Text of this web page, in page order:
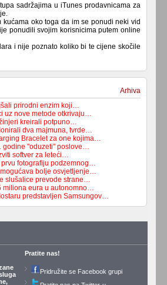
sadržajima u iTunes prodavnicama za
oko toga da im se ponudi neki vid
ponudili svojim korisnicima putem online
i nije poznato koliko bi te cijene skočile
Arhiva
prirodni enzim koji…
uz nove metode otkrivaju…
kreirali potpuno…
dva majmuna, tvrde…
Bracelet za one kojima…
godine "oduzeti" poslove…
softver za leteći…
fotografiju podzemnog…
bolje osvjetljenje…
slušalice prevode strane…
miliona eura u autonomno…
predstavljen Samsungov…
Pratite nas!
Pridružite se Facebook grupi